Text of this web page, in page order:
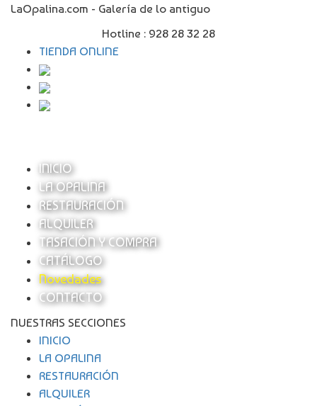
LaOpalina.com - Galería de lo antiguo
Hotline : 928 28 32 28
TIENDA ONLINE
INICIO
LA OPALINA
RESTAURACIÓN
ALQUILER
TASACIÓN Y COMPRA
CATÁLOGO
Novedades
CONTACTO
NUESTRAS SECCIONES
INICIO
LA OPALINA
RESTAURACIÓN
ALQUILER